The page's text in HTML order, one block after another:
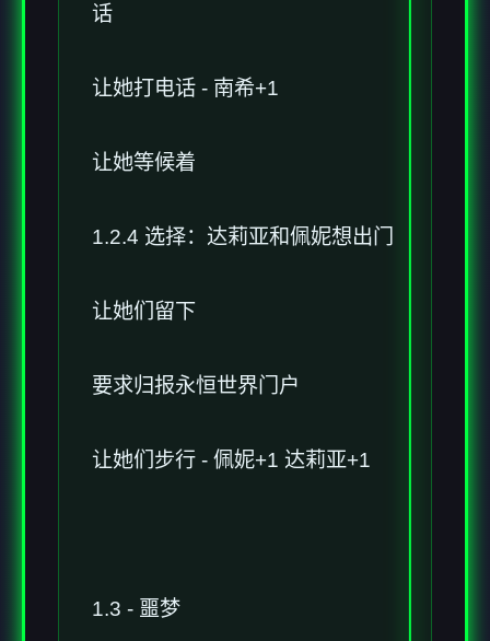
话
让她打电话 - 南希+1
让她等候着
1.2.4 选择：达莉亚和佩妮想出门
让她们留下
要求归报永恒世界门户
让她们步行 - 佩妮+1 达莉亚+1
1.3 - 噩梦